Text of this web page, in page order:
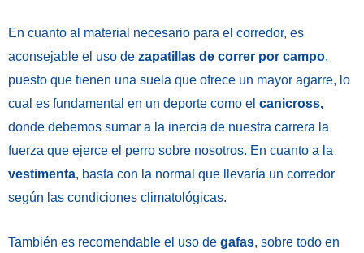
En cuanto al material necesario para el corredor, es
aconsejable el uso de zapatillas de correr por campo,
puesto que tienen una suela que ofrece un mayor agarre, lo
cual es fundamental en un deporte como el canicross,
donde debemos sumar a la inercia de nuestra carrera la
fuerza que ejerce el perro sobre nosotros. En cuanto a la
vestimenta, basta con la normal que llevaría un corredor
según las condiciones climatológicas.
También es recomendable el uso de gafas, sobre todo en